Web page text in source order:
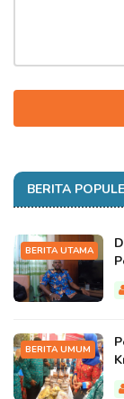
BERITA
BERITA UTAMA
BERITA UMUM